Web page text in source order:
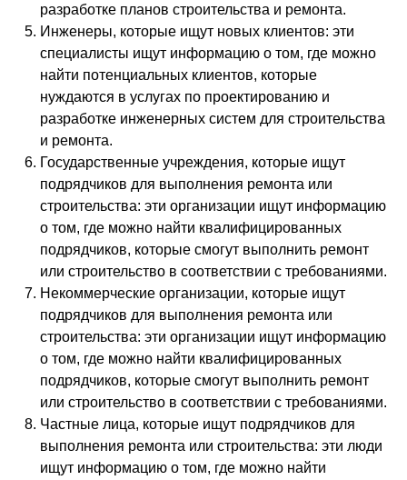
разработке планов строительства и ремонта.
Инженеры, которые ищут новых клиентов: эти
специалисты ищут информацию о том, где можно
найти потенциальных клиентов, которые
нуждаются в услугах по проектированию и
разработке инженерных систем для строительства
и ремонта.
Государственные учреждения, которые ищут
подрядчиков для выполнения ремонта или
строительства: эти организации ищут информацию
о том, где можно найти квалифицированных
подрядчиков, которые смогут выполнить ремонт
или строительство в соответствии с требованиями.
Некоммерческие организации, которые ищут
подрядчиков для выполнения ремонта или
строительства: эти организации ищут информацию
о том, где можно найти квалифицированных
подрядчиков, которые смогут выполнить ремонт
или строительство в соответствии с требованиями.
Частные лица, которые ищут подрядчиков для
выполнения ремонта или строительства: эти люди
ищут информацию о том, где можно найти